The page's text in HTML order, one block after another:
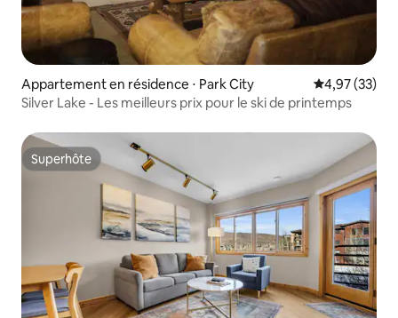
Appartement en résidence ⋅ Park City Évaluation
4,97 (33)
Silver Lake - Les meilleurs prix pour le ski de printemps
Superhôte
Superhôte